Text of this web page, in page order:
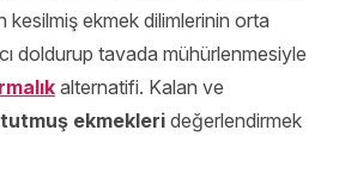
kesilmiş ekmek dilimlerinin orta
doldurup tavada mühürlenmesiyle
alternatifi. Kalan ve
ekmekleri değerlendirmek